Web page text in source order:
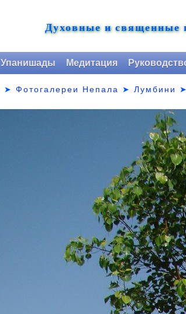
Духовные и священные
Упанишады Медитация
➤Фотогалереи Непала ➤Лумбини